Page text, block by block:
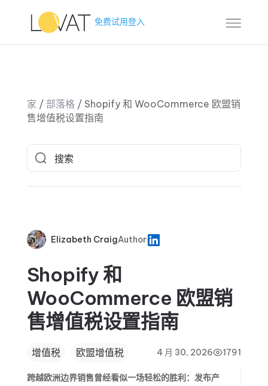
免费试用登入
家 / 部落格/ Shopify 和 WooCommerce 欧盟销
售增值税设置指南
Elizabeth CraigAuthor
Shopify 和
WooCommerce 欧盟销
售增值税设置指南
增值税 欧盟增值税 4 月 30, 2026 1791
跨越欧洲边界销售曾经看似一场轻松的胜利：发布产